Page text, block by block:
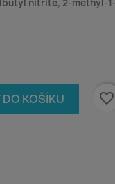
nitrite, 2-methyl-
DO KOŠÍKU
favorite_border